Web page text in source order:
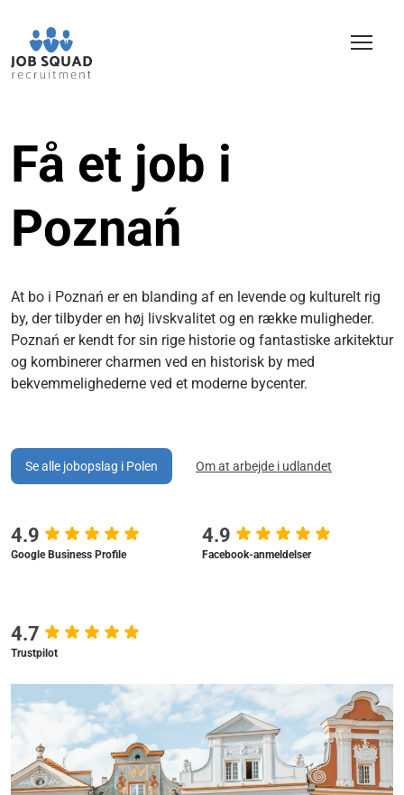
Få et job i
Poznań
At bo i Poznań er en blanding af en levende og kulturelt rig
by, der tilbyder en høj livskvalitet og en række muligheder.
Poznań er kendt for sin rige historie og fantastiske arkitektur
og kombinerer charmen ved en historisk by med
bekvemmelighederne ved et moderne bycenter.
Se alle jobopslag i Polen Om at arbejde i udlandet
4.9
Google Business Profile
4.9
Facebook-anmeldelser
4.7
Trustpilot